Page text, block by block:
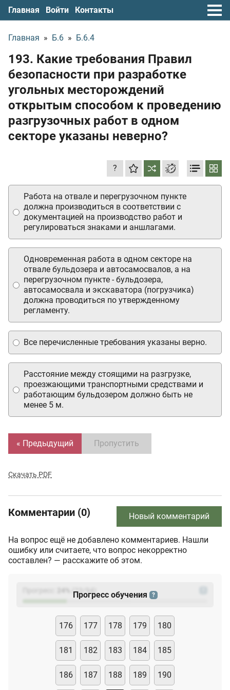
Главная Войти Контакты
Главная » Б.6 » Б.6.4
193. Какие требования Правил
безопасности при разработке
угольных месторождений
открытым способом к проведению
разгрузочных работ в одном
секторе указаны неверно?
?
Одновременная работа в одном секторе на
отвале бульдозера и автосамосвалов, а на
перегрузочном пункте - бульдозера,
автосамосвала и экскаватора (погрузчика)
должна проводиться по утвержденному
регламенту.
Работа на отвале и перегрузочном пункте
должна производиться в соответствии с
документацией на производство работ и
регулироваться знаками и аншлагами.
Расстояние между стоящими на разгрузке,
проезжающими транспортными средствами и
работающим бульдозером должно быть не
менее 5 м.
Все перечисленные требования указаны верно.
« Предыдущий Пропустить
Скачать PDF
Комментарии (0) Новый комментарий
На вопрос ещё не добавлено комментариев. Нашли
ошибку или считаете, что вопрос некорректно
составлен? — расскажите об этом.
(23
Прогресс обучения ?
176 177 178 179 180
181 182 183 184 185
186 187 188 189 190